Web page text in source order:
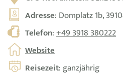
Adresse: Domplatz 1b,
Telefon:+49 3918 380222
Website
Reisezeit: ganzjährig